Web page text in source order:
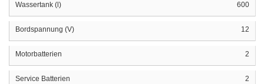
Wassertank (l) 600
Bordspannung (V) 12
Motorbatterien 2
Service Batterien 2